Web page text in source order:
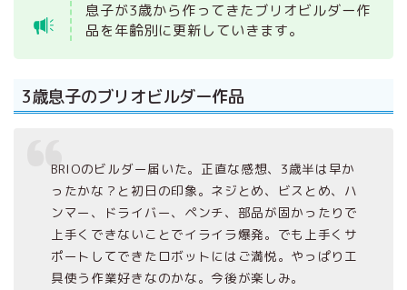
息子が3歳から作ってきたブリオビルダー作
品を年齢別に更新していきます。
3歳息子のブリオビルダー作品
BRIOのビルダー届いた。正直な感想、3歳半は早か
ったかな？と初日の印象。ネジとめ、ビスとめ、ハ
ンマー、ドライバー、ペンチ、部品が固かったりで
上手くできないことでイライラ爆発。でも上手くサ
ポートしてできたロボットにはご満悦。やっぱり工
具使う作業好きなのかな。今後が楽しみ。